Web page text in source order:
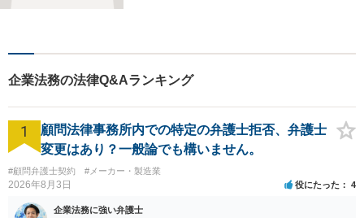
企業法務の法律Q&Aランキング
1
顧問法律事務所内での特定の弁護士拒否、弁護士
変更はあり？一般論でも構いません。
#顧問弁護士契約 #メーカー・製造業
2026年8月3日 役にたった 4
企業法務に強い弁護士